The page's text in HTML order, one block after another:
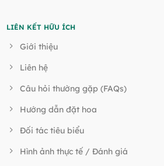
LIÊN KẾT HỮU ÍCH
Giới thiệu
Liên hệ
Câu hỏi thường gặp (FAQs)
Hướng dẫn đặt hoa
Đối tác tiêu biểu
Hình ảnh thực tế / Đánh giá